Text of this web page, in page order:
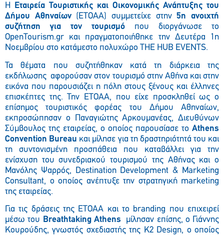
Η Εταιρεία Τουριστικής και Οικονομικής Ανάπτυξης του
Δήμου Αθηναίων(ETOAA) συμμετείχε στην5η ανοιχτή
συζήτηση για τον τουρισμό που διοργάνωσε το
OpenTourism.gr και πραγματοποιήθηκε την Δευτέρα 1η
Νοεμβρίου στο κατάμεστο πολυχώρο THE HUB EVENTS.
Τα θέματα που συζητήθηκαν κατά τη διάρκεια της
εκδήλωσης αφορούσαν στον τουρισμό στην Αθήνα και στην
εικόνα που παρουσιάζει η πόλη στους ξένους και έλληνες
επισκέπτες της. Την ΕΤΟΑΑ, που είχε προσκληθεί ως ο
επίσημος τουριστικός φορέας του Δήμου Αθηναίων,
εκπροσώπησαν ο Παναγιώτης Αρκουμανέας, Διευθύνων
Σύμβουλος της εταιρείας, ο οποίος παρουσίασε το Athens
Convention Bureau και μίλησε για τη δραστηριότητά του και
τη συντονισμένη προσπάθεια που καταβάλλει για την
ενίσχυση του συνεδριακού τουρισμού της Αθήνας και ο
Μανόλης Ψαρρός, Destination Development & Marketing
Consultant, ο οποίος ανέπτυξε την στρατηγική marketing
της εταιρείας.
Για τις δράσεις της ΕΤΟΑΑ και το branding που επιχειρεί
μέσω του Breathtaking Athens
μίλησαν επίσης, ο Γιάννης
Κουρούδης, γνωστός σχεδιαστής της Κ2 Design, ο οποίος